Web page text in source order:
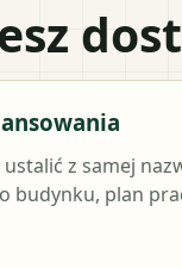
z samej
budynku, plan